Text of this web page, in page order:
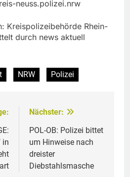
neuss.polizei.nrw
Kreispolizeibehörde Rhein-
durch news aktuell
NRW Polizei
in
Nächster:
POL-OB: Polizei bittet
um Hinweise nach
dreister
Diebstahlsmasche